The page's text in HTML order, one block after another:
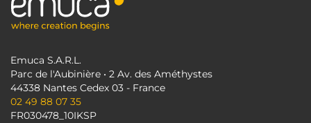
Emuca S.A.R.L.
Parc de l'Aubinière • 2 Av. des Améthystes
44338 Nantes Cedex 03 - France
02 49 88 07 35
FR030478_10IKSP